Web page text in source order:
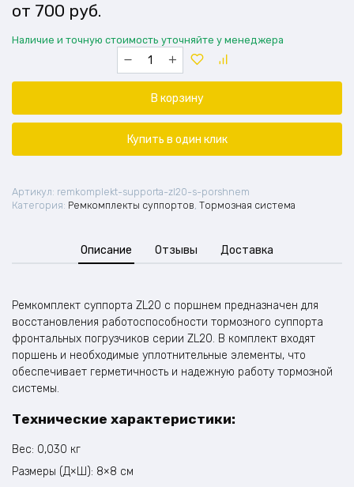
700 руб.
Наличие и точную стоимость уточняйте у менеджера
Количество
товара
Ремкомплект
суппорта
с
поршнем
В корзину
Купить в один клик
Артикул: remkomplekt-supporta-zl20-s-porshnem
Категория: Ремкомплекты суппортов, Тормозная система
Описание Отзывы Доставка
Ремкомплект суппорта ZL20 с поршнем предназначен для
восстановления работоспособности тормозного суппорта
фронтальных погрузчиков серии ZL20. В комплект входят
поршень и необходимые уплотнительные элементы, что
обеспечивает герметичность и надежную работу тормозной
системы.
Технические характеристики:
Вес: 0,030 кг
Размеры (Д×Ш): 8×8 см